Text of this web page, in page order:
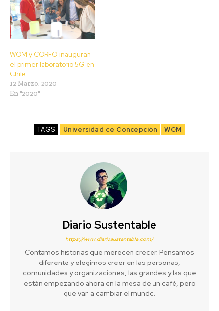
WOM y CORFO inauguran
el primer laboratorio 5G en
Chile
12 Marzo, 2020
En "2020"
TAGS Universidad de Concepción WOM
Diario Sustentable
https://www.diariosustentable.com/
Contamos historias que merecen crecer. Pensamos
diferente y elegimos creer en las personas,
comunidades y organizaciones, las grandes y las que
están empezando ahora en la mesa de un café, pero
que van a cambiar el mundo.